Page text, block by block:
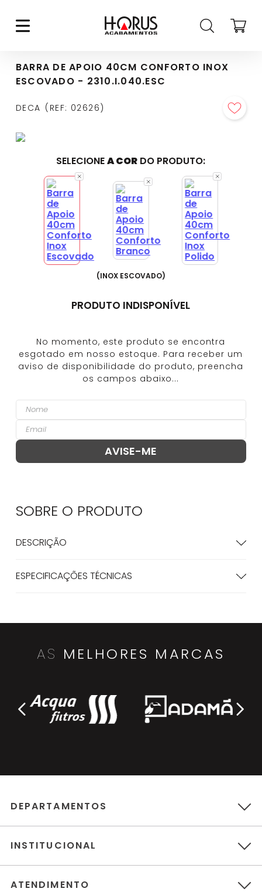
BARRA DE APOIO 40CM CONFORTO INOX
ESCOVADO - 2310.I.040.ESC
DECA REF: 02626
SELECIONEA COR DO PRODUTO:
(INOX ESCOVADO)
PRODUTO INDISPONÍVEL
SOBRE O PRODUTO
DESCRIÇÃO
ESPECIFICAÇÕES TÉCNICAS
AS MELHORES MARCAS
DEPARTAMENTOS
INSTITUCIONAL
ATENDIMENTO